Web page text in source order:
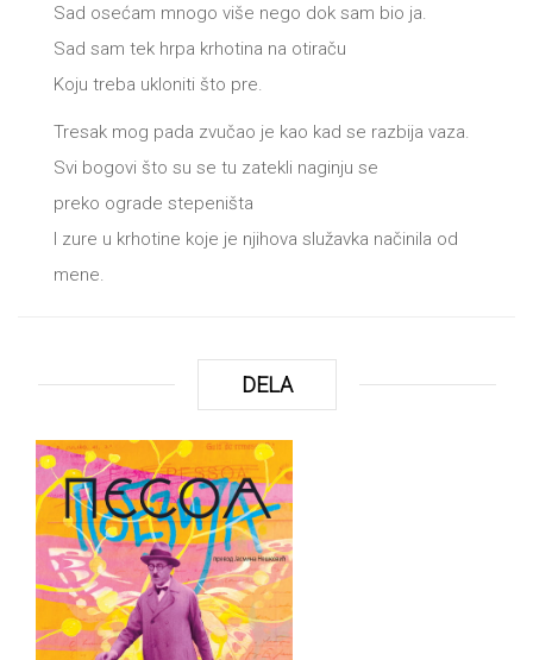
Sad osećam mnogo više nego dok sam bio ja.
Sad sam tek hrpa krhotina na otiraču
Koju treba ukloniti što pre.
Tresak mog pada zvučao je kao kad se razbija vaza.
Svi bogovi što su se tu zatekli naginju se
preko ograde stepeništa
I zure u krhotine koje je njihova služavka načinila od
mene.
DELA